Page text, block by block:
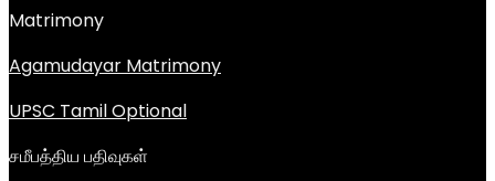
Matrimony
Agamudayar Matrimony
UPSC Tamil Optional
சமீபத்திய பதிவுகள்